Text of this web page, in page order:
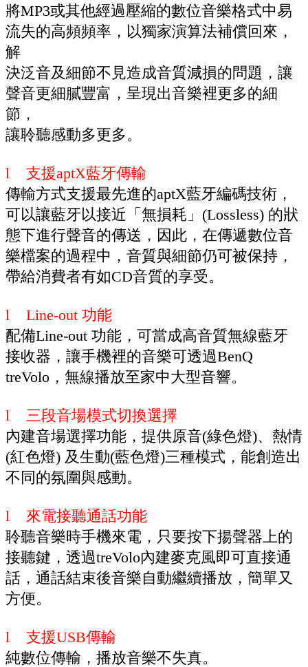
將MP3或其他經過壓縮的數位音樂格式中易
流失的高頻頻率，以獨家演算法補償回來，
解
決泛音及細節不見造成音質減損的問題，讓
聲音更細膩豐富，呈現出音樂裡更多的細
節，
讓聆聽感動多更多。
l 支援aptX藍牙傳輸
傳輸方式支援最先進的aptX藍牙編碼技術，
可以讓藍牙以接近「無損耗」(Lossless) 的狀
態下進行聲音的傳送，因此，在傳遞數位音
樂檔案的過程中，音質與細節仍可被保持，
帶給消費者有如CD音質的享受。
l Line-out 功能
配備Line-out 功能，可當成高音質無線藍牙
接收器，讓手機裡的音樂可透過BenQ
treVolo，無線播放至家中大型音響。
l 三段音場模式切換選擇
內建音場選擇功能，提供原音(綠色燈)、熱情
(紅色燈) 及生動(藍色燈)三種模式，能創造出
不同的氛圍與感動。
l 來電接聽通話功能
聆聽音樂時手機來電，只要按下揚聲器上的
接聽鍵，透過treVolo內建麥克風即可直接通
話，通話結束後音樂自動繼續播放，簡單又
方便。
l 支援USB傳輸
純數位傳輸，播放音樂不失真。